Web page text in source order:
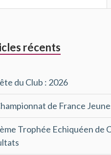
récents
du Club : 2026
de France
Trophée Echiquéen de